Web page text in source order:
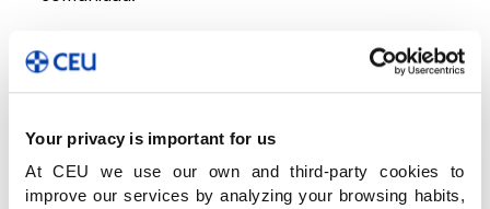
Your privacy is important for us
At CEU we use our own and third-party cookies to
improve our services by analyzing your browsing habits,
Valores, competencias y
el futuro con confianza
La responsabilidad, la honestidad, la solidaridad,